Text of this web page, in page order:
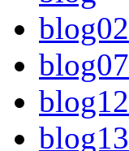
blog02
blog07
blog12
blog13